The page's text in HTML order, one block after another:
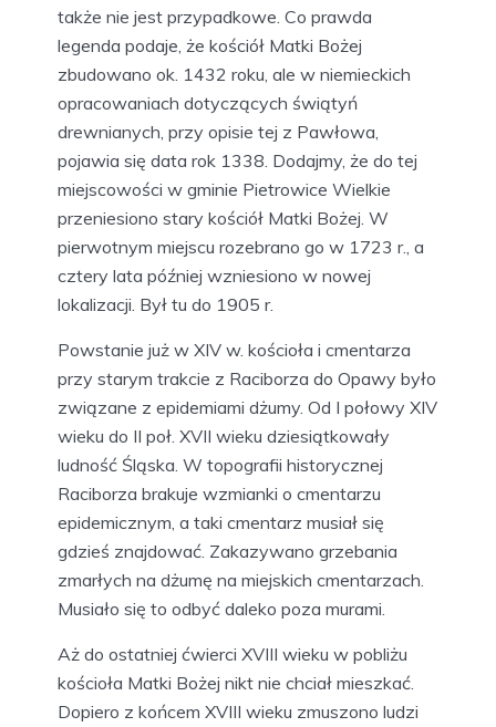
także nie jest przypadkowe. Co prawda
legenda podaje, że kościół Matki Bożej
zbudowano ok. 1432 roku, ale w niemieckich
opracowaniach dotyczących świątyń
drewnianych, przy opisie tej z Pawłowa,
pojawia się data rok 1338. Dodajmy, że do tej
miejscowości w gminie Pietrowice Wielkie
przeniesiono stary kościół Matki Bożej. W
pierwotnym miejscu rozebrano go w 1723 r., a
cztery lata później wzniesiono w nowej
lokalizacji. Był tu do 1905 r.
Powstanie już w XIV w. kościoła i cmentarza
przy starym trakcie z Raciborza do Opawy było
związane z epidemiami dżumy. Od I połowy XIV
wieku do II poł. XVII wieku dziesiątkowały
ludność Śląska. W topografii historycznej
Raciborza brakuje wzmianki o cmentarzu
epidemicznym, a taki cmentarz musiał się
gdzieś znajdować. Zakazywano grzebania
zmarłych na dżumę na miejskich cmentarzach.
Musiało się to odbyć daleko poza murami.
Aż do ostatniej ćwierci XVIII wieku w pobliżu
kościoła Matki Bożej nikt nie chciał mieszkać.
Dopiero z końcem XVIII wieku zmuszono ludzi